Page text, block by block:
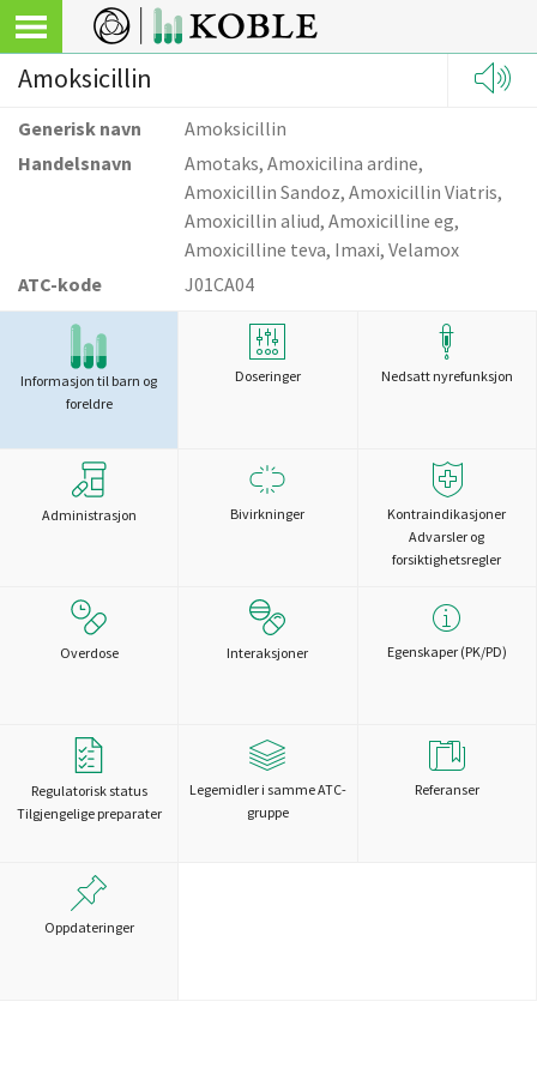
Amoksicillin
Generisk navn
Amoksicillin
Handelsnavn
Amotaks, Amoxicilina ardine,
Amoxicillin Sandoz, Amoxicillin Viatris,
Amoxicillin aliud, Amoxicilline eg,
Amoxicilline teva, Imaxi, Velamox
ATC-kode
J01CA04
Informasjon til barn og
foreldre
Doseringer Nedsatt nyrefunksjon
Administrasjon Bivirkninger
Kontraindikasjoner
Advarsler og
forsiktighetsregler
Overdose Interaksjoner Egenskaper (PK/PD)
Regulatorisk status
Tilgjengelige preparater
Legemidler i samme ATC-
gruppe
Referanser
Oppdateringer